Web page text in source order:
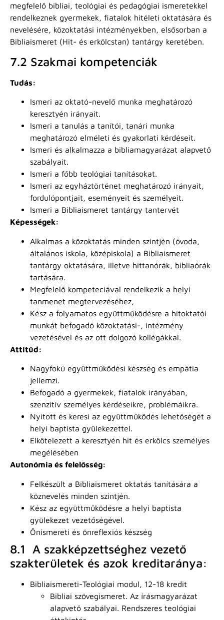
megfelelő bibliai, teológiai és pedagógiai ismeretekkel
rendelkeznek gyermekek, fiatalok hitéleti oktatására és
nevelésére, közoktatási intézményekben, elsősorban a
Bibliaismeret (Hit- és erkölcstan) tantárgy keretében.
7.2 Szakmai kompetenciák
Tudás:
Ismeri az oktató-nevelő munka meghatározó
keresztyén irányait.
Ismeri a tanulás a tanítói, tanári munka
meghatározó elméleti és gyakorlati kérdéseit.
Ismeri és alkalmazza a bibliamagyarázat alapvető
szabályait.
Ismeri a főbb teológiai tanításokat.
Ismeri az egyháztörténet meghatározó irányait,
fordulópontjait, eseményeit és személyeit.
Ismeri a Bibliaismeret tantárgy tantervét
Képességek:
Alkalmas a közoktatás minden szintjén (óvoda,
általános iskola, középiskola) a Bibliaismeret
tantárgy oktatására, illetve hittanórák, bibliaórák
tartására.
Megfelelő kompeteciával rendelkezik a helyi
tanmenet megtervezéséhez,
Kész a folyamatos együttműködésre a hitoktatói
munkát befogadó közoktatási-, intézmény
vezetésével és az ott dolgozó kollégákkal.
Attitűd:
Nagyfokú együttműködési készség és empátia
jellemzi.
Befogadó a gyermekek, fiatalok irányában,
szenzitív személyes kérdéseikre, problémáikra.
Nyitott és keresi az együttműködés lehetőségét a
helyi baptista gyülekezettel.
Elkötelezett a keresztyén hit és erkölcs személyes
megélésében
Autonómia és felelősség:
Felkészült a Bibliaismeret oktatás tanítására a
köznevelés minden szintjén.
Kész az együttműködésre a helyi baptista
gyülekezet vezetőségével.
Önismereti és önreflexiós készség
8.1 A szakképzettséghez vezető
szakterületek és azok kreditaránya:
Bibliaismereti-Teológiai modul, 12-18 kredit
Bibliai szövegismeret. Az írásmagyarázat
alapvető szabályai. Rendszeres teológiai